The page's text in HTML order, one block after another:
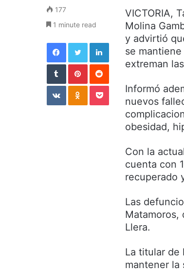
VICTORIA,
Molina
y advirtió
se
extreman
Informó
nuevos
obesidad,
Con la
cuenta con
recuperado
Las
Matamoros,
Llera.
La titular de
mantener la
177
1 minute read
Facebook Twitter LinkedIn
Tumblr Pinterest Reddit
VKontakte Odnoklassniki Pocket